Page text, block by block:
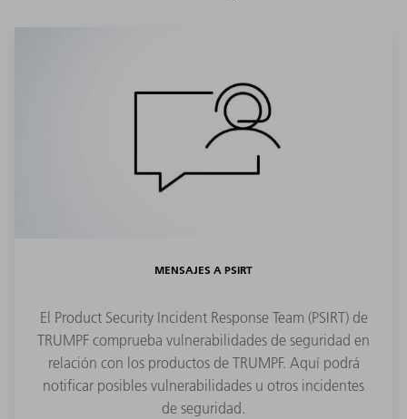
MENSAJES A PSIRT
El Product Security Incident Response Team (PSIRT) de
TRUMPF comprueba vulnerabilidades de seguridad en
relación con los productos de TRUMPF. Aquí podrá
notificar posibles vulnerabilidades u otros incidentes
de seguridad.